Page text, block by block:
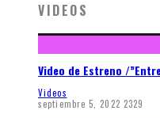
VIDEOS
Video de Estreno /
Videos
septiembre 5, 2022 2329